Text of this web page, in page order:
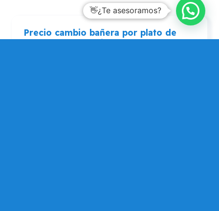
Precio cambio bañera por plato de
duchaLeroy Merlin
👋¿Te asesoramos?